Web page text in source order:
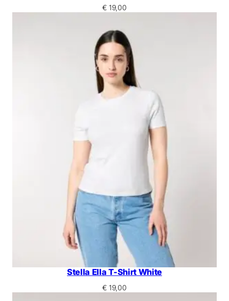
€19,00
Stella Ella T-Shirt White
€19,00